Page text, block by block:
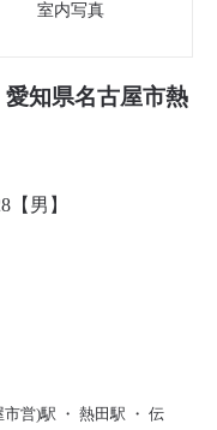
室内写真
知県名古屋市熱
【男】
市営)駅 ・ 熱田駅 ・ 伝